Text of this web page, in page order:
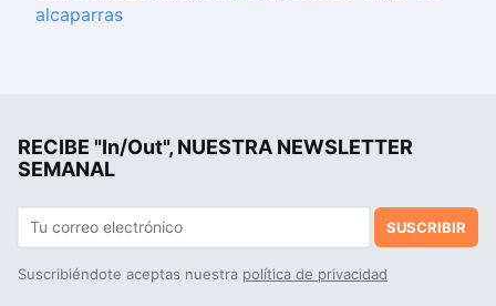
alcaparras
RECIBE "In/Out", NUESTRA NEWSLETTER
SEMANAL
SUSCRIBIR
Suscribiéndote aceptas nuestra política de privacidad